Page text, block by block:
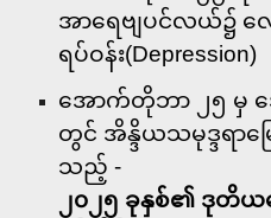
အာရေဗျပင်လယ်၌ လ
ရပ်ဝန်း(Depression)
အောက်တိုဘာ ၂၅ မှ
တွင် အိန္ဒိယသမုဒ္ဒရာမြ
သည့် -
၂၀၂၅ ခုနှစ်၏ ဒုတိ